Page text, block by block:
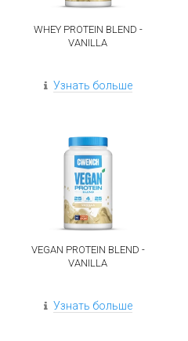
WHEY PROTEIN BLEND -
VANILLA
Узнать больше
VEGAN PROTEIN BLEND -
VANILLA
Узнать больше